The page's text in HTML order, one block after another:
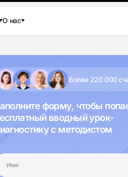
О нас
Более 220 000
форму, чтобы
вводный урок-
с методистом